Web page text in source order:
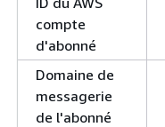
compte
d'abonné
Domaine de
messagerie
de l'abonné